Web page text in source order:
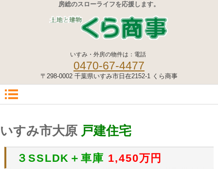
房総のスローライフを応援します。
いすみ・外房の物件は：電話
0470-67-4477
〒298-0002 千葉県いすみ市日在2152-1 くら商事
いすみ市大原 戸建住宅
３SSLDK＋車庫 1,450万円